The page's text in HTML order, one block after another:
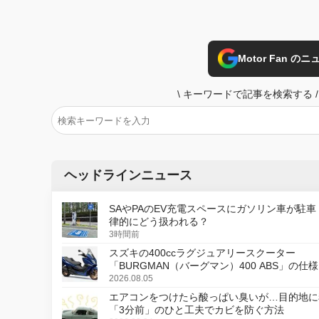
Motor Fan のニ
\ キーワードで記事を検索する /
ヘッドラインニュース
SAやPAのEV充電スペースにガソリン車が駐車
律的にどう扱われる？
3時間前
スズキの400ccラグジュアリースクーター
「BURGMAN（バーグマン）400 ABS」の仕様
更し、8月18日に発売
2026.08.05
エアコンをつけたら酸っぱい臭いが…目的地に
「3分前」のひと工夫でカビを防ぐ方法